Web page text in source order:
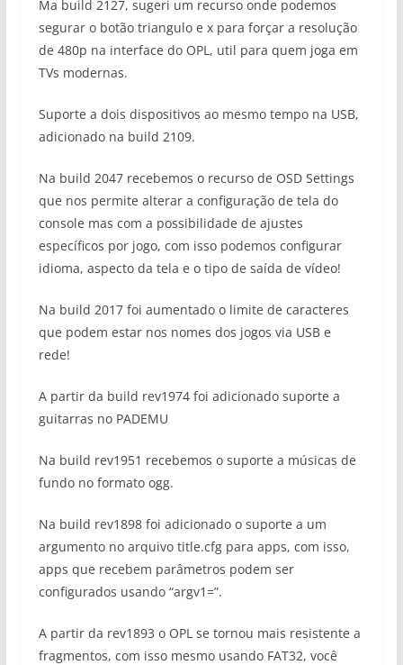
Ma build 2127, sugeri um recurso onde podemos
segurar o botão triangulo e x para forçar a resolução
de 480p na interface do OPL, util para quem joga em
TVs modernas.
Suporte a dois dispositivos ao mesmo tempo na USB,
adicionado na build 2109.
Na build 2047 recebemos o recurso de OSD Settings
que nos permite alterar a configuração de tela do
console mas com a possibilidade de ajustes
específicos por jogo, com isso podemos configurar
idioma, aspecto da tela e o tipo de saída de vídeo!
Na build 2017 foi aumentado o limite de caracteres
que podem estar nos nomes dos jogos via USB e
rede!
A partir da build rev1974 foi adicionado suporte a
guitarras no PADEMU
Na build rev1951 recebemos o suporte a músicas de
fundo no formato ogg.
Na build rev1898 foi adicionado o suporte a um
argumento no arquivo title.cfg para apps, com isso,
apps que recebem parâmetros podem ser
configurados usando “argv1=”.
A partir da rev1893 o OPL se tornou mais resistente a
fragmentos, com isso mesmo usando FAT32, você